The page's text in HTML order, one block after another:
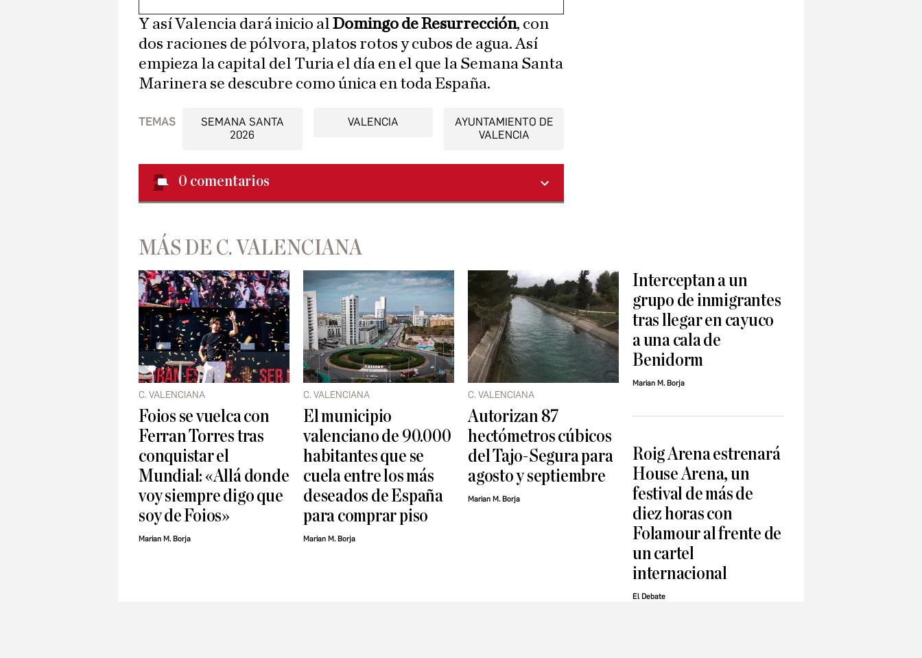
Y así Valencia dará inicio al Domingo de Resurrección, con
dos raciones de pólvora, platos rotos y cubos de agua. Así
empieza la capital del Turia el día en el que la Semana Santa
Marinera se descubre como única en toda España.
TEMAS
SEMANA SANTA
2026
VALENCIA
AYUNTAMIENTO DE
VALENCIA
0 comentarios
MÁS DE C. VALENCIANA
C. VALENCIANA
Foios se vuelca con
Ferran Torres tras
conquistar el
Mundial: «Allá donde
voy siempre digo que
soy de Foios»
Marian M. Borja
C. VALENCIANA
El municipio
valenciano de 90.000
habitantes que se
cuela entre los más
deseados de España
para comprar piso
Marian M. Borja
C. VALENCIANA
Autorizan 87
hectómetros cúbicos
del Tajo-Segura para
agosto y septiembre
Marian M. Borja
Interceptan a un
grupo de inmigrantes
tras llegar en cayuco
a una cala de
Benidorm
Marian M. Borja
Roig Arena estrenará
House Arena, un
festival de más de
diez horas con
Folamour al frente de
un cartel
internacional
El Debate